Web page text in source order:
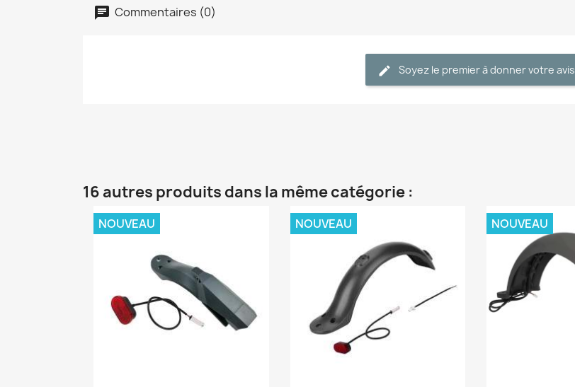
Commentaires (0)
Soyez le premier à donner votre avis
16 autres produits dans la même catégorie :
NOUVEAU NOUVEAU NOUVEAU